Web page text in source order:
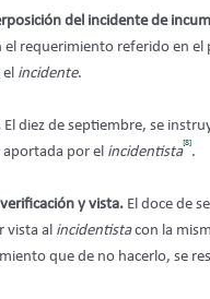
del incidente de
requerimiento referido en el
incidente.
El diez de septiembre, se
por el incidentista
[8]
.
y vista. El doce de
vista al incidentistacon la
que de no hacerlo, se